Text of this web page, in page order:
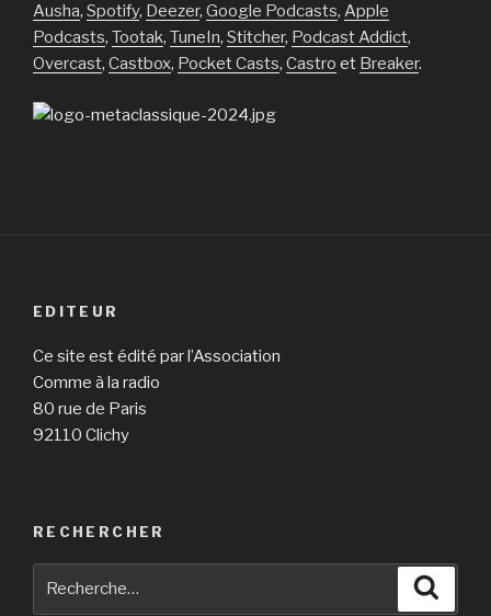
Ausha, Spotify, Deezer, Google Podcasts, Apple
Podcasts, Tootak, TuneIn, Stitcher, Podcast Addict,
Overcast, Castbox, Pocket Casts, Castro et Breaker.
EDITEUR
Ce site est édité par l’Association
Comme à la radio
80 rue de Paris
92110 Clichy
RECHERCHER